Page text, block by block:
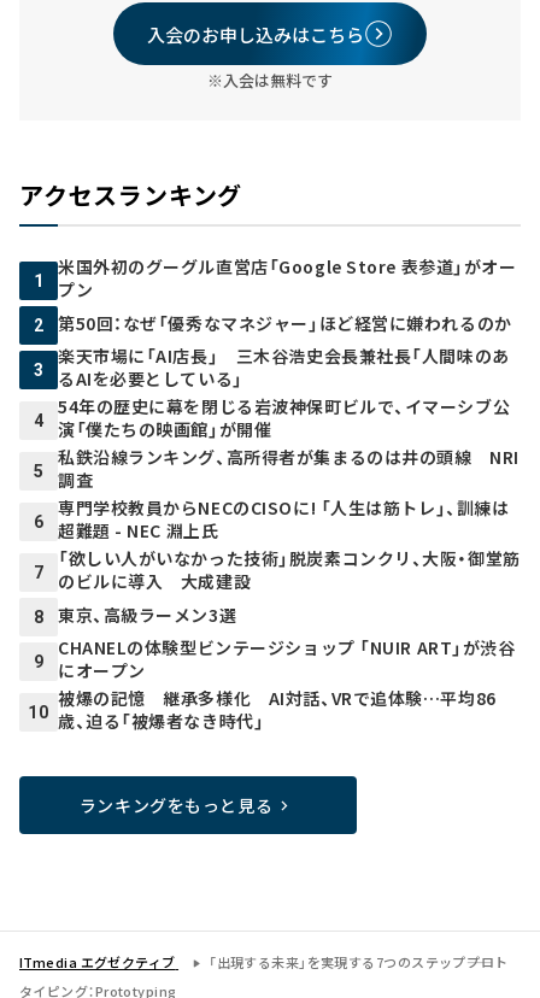
入会のお申し込みはこちら
※入会は無料です
アクセスランキング
1
米国外初のグーグル直営店「Google Store 表参道」がオー
プン
2 第50回：なぜ「優秀なマネジャー」ほど経営に嫌われるのか
3
楽天市場に「AI店長」 三木谷浩史会長兼社長「人間味のあ
るAIを必要としている」
4
54年の歴史に幕を閉じる岩波神保町ビルで、イマーシブ公
演「僕たちの映画館」が開催
5
私鉄沿線ランキング、高所得者が集まるのは井の頭線 NRI
調査
6
専門学校教員からNECのCISOに! 「人生は筋トレ」、訓練は
超難題 - NEC 淵上氏
7
「欲しい人がいなかった技術」脱炭素コンクリ、大阪・御堂筋
のビルに導入 大成建設
8 東京、高級ラーメン3選
9
CHANELの体験型ビンテージショップ 「NUIR ART」が渋谷
にオープン
10
被爆の記憶 継承多様化 AI対話、VRで追体験…平均86
歳、迫る「被爆者なき時代」
ランキングをもっと見る
ITmedia エグゼクティブ
「出現する未来」を実現する7つのステップ――プロト
タイピング：Prototyping